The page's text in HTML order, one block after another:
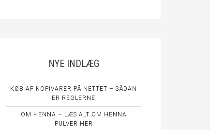
NYE INDLÆG
KØB AF KOPIVARER PÅ NETTET – SÅDAN
ER REGLERNE
OM HENNA – LÆS ALT OM HENNA
PULVER HER